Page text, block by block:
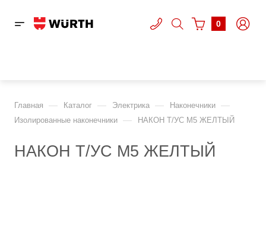
0
Главная — Каталог — Электрика — Наконечники —
Изолированные наконечники — НАКОН Т/УС M5 ЖЕЛТЫЙ
НАКОН Т/УС M5 ЖЕЛТЫЙ